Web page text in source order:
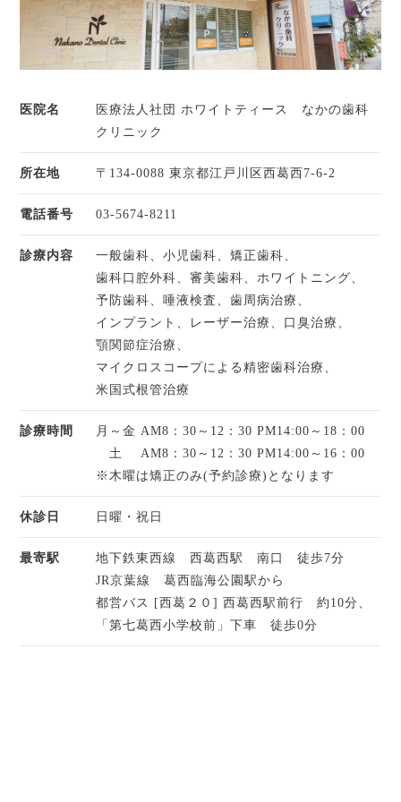
医院名
医療法人社団 ホワイトティース なかの歯科
クリニック
所在地 〒134-0088 東京都江戸川区西葛西7-6-2
電話番号 03-5674-8211
診療内容 一般歯科、小児歯科、矯正歯科、
歯科口腔外科、審美歯科、ホワイトニング、
予防歯科、唾液検査、歯周病治療、
インプラント、 レーザー治療、 口臭治療、
顎関節症治療、
マイクロスコープによる精密歯科治療、
米国式根管治療
診療時間
月～金 AM8：30～12：30 PM14:00～18：00
土 AM8：30～12：30 PM14:00～16：00
※木曜は矯正のみ(予約診療)となります
休診日 日曜・祝日
最寄駅
地下鉄東西線 西葛西駅 南口 徒歩7分
JR京葉線 葛西臨海公園駅から
都営バス [西葛２０] 西葛西駅前行 約10分、
「第七葛西小学校前」下車 徒歩0分